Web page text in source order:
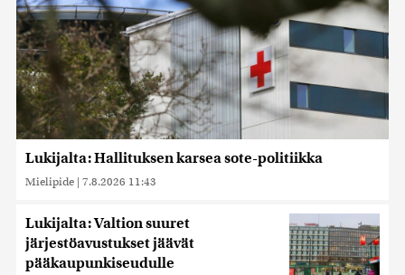
Lukijalta: Hallituksen karsea sote-politiikka
Mielipide | 7.8.2026 11:43
Lukijalta: Valtion suuret
järjestöavustukset jäävät
pääkaupunkiseudulle